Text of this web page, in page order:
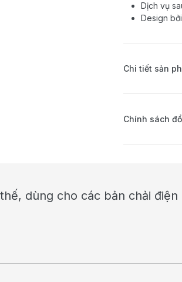
Dịch vụ
Design
Chi tiết sản
Chính sách
dùng cho các bản chải điện